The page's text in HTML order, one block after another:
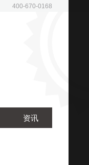
400-670-0168
资讯